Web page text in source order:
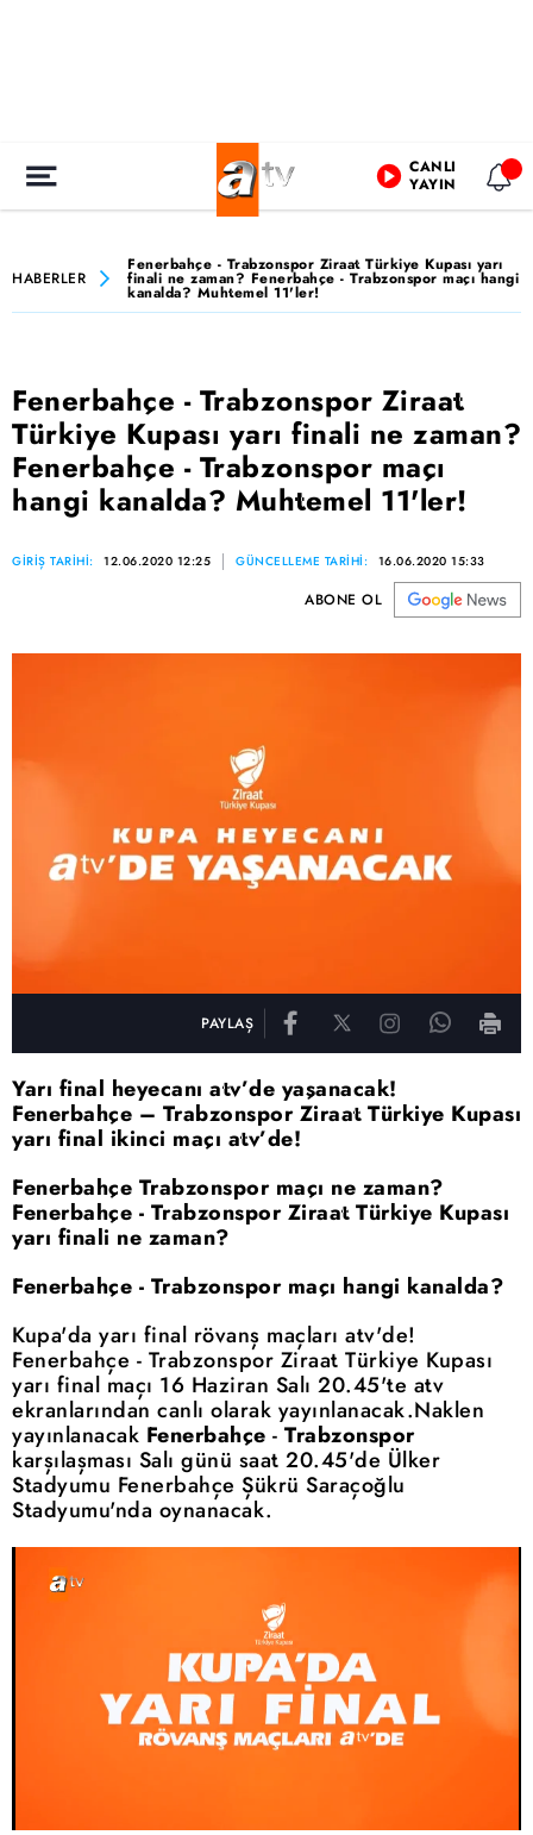
CANLI
YAYIN
HABERLER
Fenerbahçe - Trabzonspor Ziraat Türkiye Kupası yarı
finali ne zaman? Fenerbahçe - Trabzonspor maçı hangi
kanalda? Muhtemel 11'ler!
Fenerbahçe - Trabzonspor Ziraat
Türkiye Kupası yarı finali ne zaman?
Fenerbahçe - Trabzonspor maçı
hangi kanalda? Muhtemel 11'ler!
GİRİŞ TARİHİ: 12.06.2020 12:25 GÜNCELLEME TARİHİ: 16.06.2020 15:33
ABONE OL
PAYLAŞ
Yarı final heyecanı atv’de yaşanacak!
Fenerbahçe – Trabzonspor Ziraat Türkiye Kupası
yarı final ikinci maçı atv’de!
Fenerbahçe Trabzonspor maçı ne zaman?
Fenerbahçe - Trabzonspor Ziraat Türkiye Kupası
yarı finali ne zaman?
Fenerbahçe - Trabzonspor maçı hangi kanalda?
Kupa'da yarı final rövanş maçları atv'de!
Fenerbahçe - Trabzonspor Ziraat Türkiye Kupası
yarı final maçı 16 Haziran Salı 20.45'te atv
ekranlarından canlı olarak yayınlanacak.Naklen
yayınlanacak Fenerbahçe - Trabzonspor
karşılaşması Salı günü saat 20.45'de Ülker
Stadyumu Fenerbahçe Şükrü Saraçoğlu
Stadyumu'nda oynanacak.